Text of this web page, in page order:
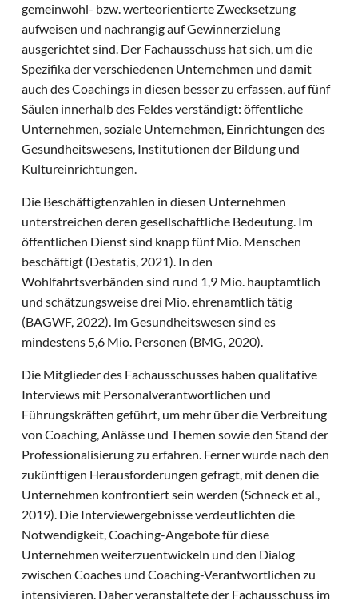
gemeinwohl- bzw. werteorientierte Zwecksetzung
aufweisen und nachrangig auf Gewinnerzielung
ausgerichtet sind. Der Fachausschuss hat sich, um die
Spezifika der verschiedenen Unternehmen und damit
auch des Coachings in diesen besser zu erfassen, auf fünf
Säulen innerhalb des Feldes verständigt: öffentliche
Unternehmen, soziale Unternehmen, Einrichtungen des
Gesundheitswesens, Institutionen der Bildung und
Kultureinrichtungen.
Die Beschäftigtenzahlen in diesen Unternehmen
unterstreichen deren gesellschaftliche Bedeutung. Im
öffentlichen Dienst sind knapp fünf Mio. Menschen
beschäftigt (Destatis, 2021). In den
Wohlfahrtsverbänden sind rund 1,9 Mio. hauptamtlich
und schätzungsweise drei Mio. ehrenamtlich tätig
(BAGWF, 2022). Im Gesundheitswesen sind es
mindestens 5,6 Mio. Personen (BMG, 2020).
Die Mitglieder des Fachausschusses haben qualitative
Interviews mit Personalverantwortlichen und
Führungskräften geführt, um mehr über die Verbreitung
von Coaching, Anlässe und Themen sowie den Stand der
Professionalisierung zu erfahren. Ferner wurde nach den
zukünftigen Herausforderungen gefragt, mit denen die
Unternehmen konfrontiert sein werden (Schneck et al.,
2019). Die Interviewergebnisse verdeutlichten die
Notwendigkeit, Coaching-Angebote für diese
Unternehmen weiterzuentwickeln und den Dialog
zwischen Coaches und Coaching-Verantwortlichen zu
intensivieren. Daher veranstaltete der Fachausschuss im